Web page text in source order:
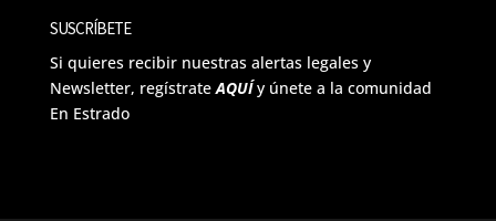
SUSCRÍBETE
Si quieres recibir nuestras alertas legales y
Newsletter, regístrateAQUÍ y únete a la comunidad
En Estrado